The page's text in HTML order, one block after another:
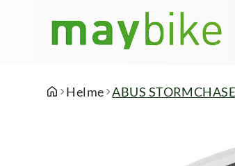
Helme ABUS